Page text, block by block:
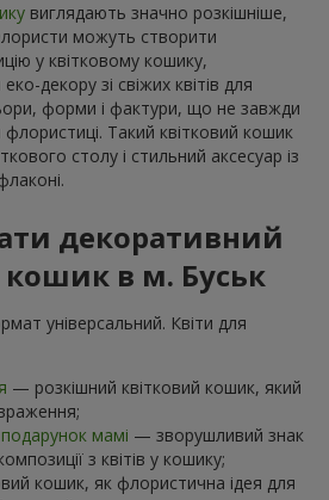
виглядають значно розкішніше,
можуть створити
у квітковому кошику,
декору зі свіжих квітів для
форми і фактури, що не завжди
Такий квітковий кошик
столу і стильний аксесуар із
декоративний
кошик в м. Буськ
універсальний. Квіти для
— розкішний квітковий кошик, який
мамі — зворушливий знак
з квітів у кошику;
кошик, як флористична ідея для